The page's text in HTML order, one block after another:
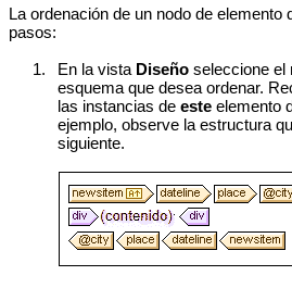
La ordenación de un nodo de elemento
pasos:
1.
En la vista Diseño seleccione el
esquema que desea ordenar.
las instancias deeste elemento
ejemplo, observe la estructura
siguiente.